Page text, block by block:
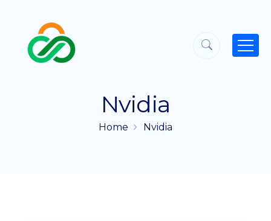
Nvidia
Home Nvidia